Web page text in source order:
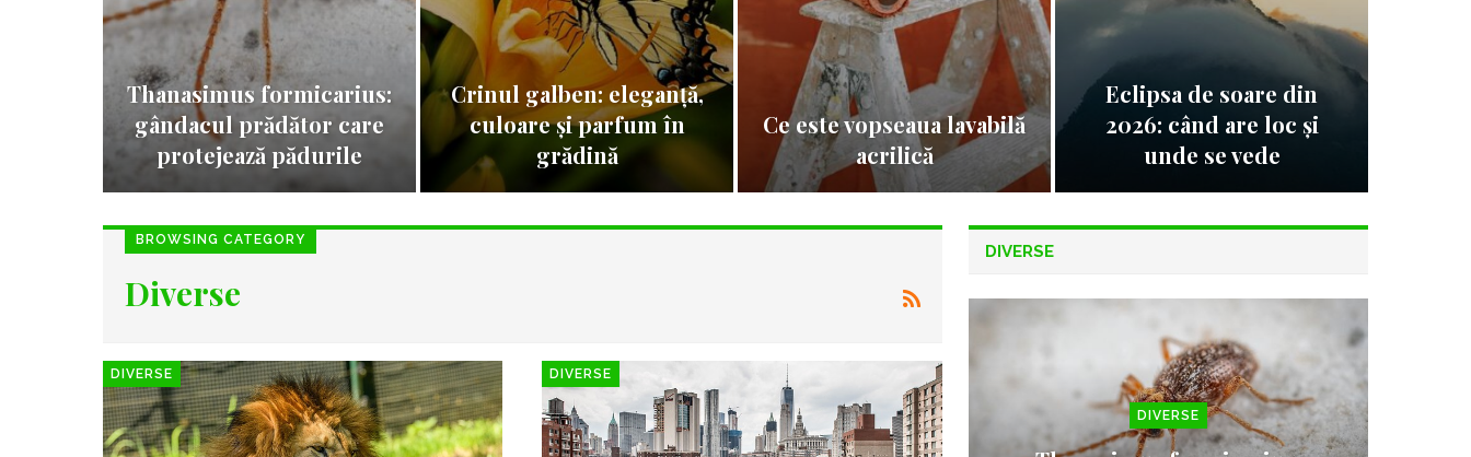
Thanasimus formicarius:
gândacul prădător care
protejează pădurile
Crinul galben: eleganță,
culoare și parfum în
grădină
Ce este vopseaua lavabilă
acrilică
Eclipsa de soare din
2026: când are loc și
unde se vede
BROWSING CATEGORY
Diverse
DIVERSE DIVERSE
DIVERSE
DIVERSE